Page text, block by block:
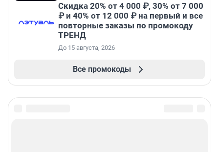
Скидка 20% от 4 000 ₽, 30% от 7 000
₽ и 40% от 12 000 ₽ на первый и все
повторные заказы по промокоду
ТРЕНД
До 15 августа, 2026
Все промокоды